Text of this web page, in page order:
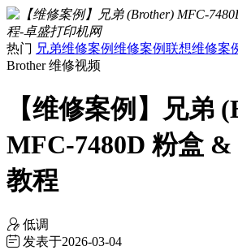
热门 兄弟维修案例维修案例联想维修案
Brother 维修视频
【维修案例】兄弟
MFC-7480D 粉盒
教程
低调
发表于2026-03-04